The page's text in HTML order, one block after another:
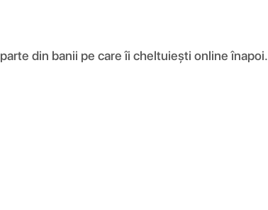
din banii pe care îi cheltuiești online înapoi.